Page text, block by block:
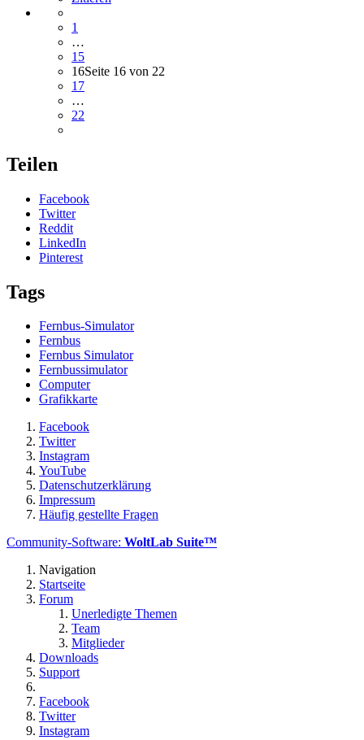
1
…
15
16Seite 16 von 22
17
…
22
Teilen
Facebook
Twitter
Reddit
LinkedIn
Pinterest
Tags
Fernbus-Simulator
Fernbus
Fernbus Simulator
Fernbussimulator
Computer
Grafikkarte
Facebook
Twitter
Instagram
YouTube
Datenschutzerklärung
Impressum
Häufig gestellte Fragen
Community-Software: WoltLab Suite™
Navigation
Startseite
Forum
Unerledigte Themen
Team
Mitglieder
Downloads
Support
Facebook
Twitter
Instagram